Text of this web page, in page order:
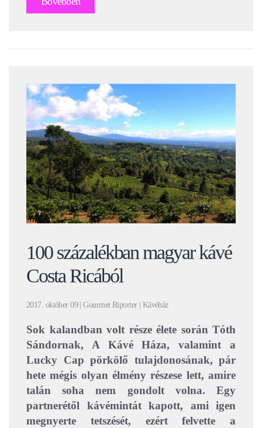
100 százalékban magyar kávé
Costa Ricából
2017. október 09 | Gourmet Riporter | Kávéház
Sok kalandban volt része élete során Tóth
Sándornak, A Kávé Háza, valamint a
Lucky Cap pörkölő tulajdonosának, pár
hete mégis olyan élmény részese lett, amire
talán soha nem gondolt volna. Egy
partnerétől kávémintát kapott, ami igen
megnyerte tetszését, ezért felvette a